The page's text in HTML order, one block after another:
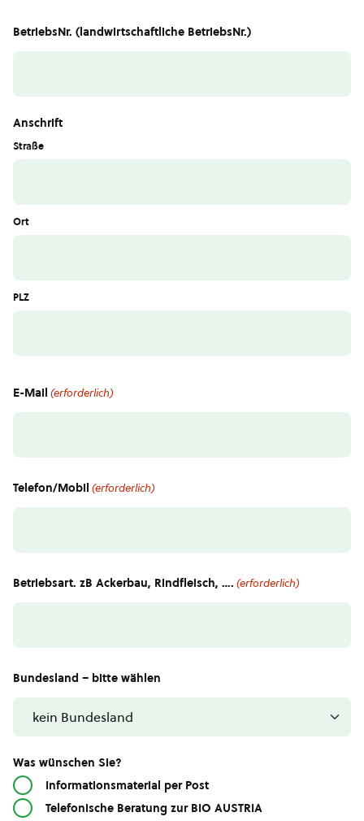
BetriebsNr. (landwirtschaftliche BetriebsNr.)
Anschrift
Straße
Ort
PLZ
E-Mail (erforderlich)
Telefon/Mobil (erforderlich)
Betriebsart. zB Ackerbau, Rindfleisch, …. (erforderlich)
Bundesland – bitte wählen
Was wünschen Sie?
Informationsmaterial per Post
Telefonische Beratung zur BIO AUSTRIA